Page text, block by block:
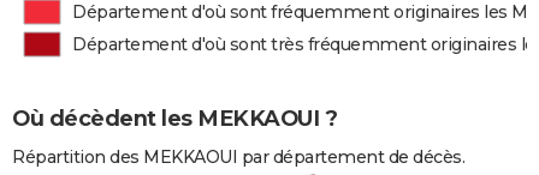
Département d'où sont fréquemment originaires les
Département d'où sont très fréquemment originaires
Où décèdent les MEKKAOUI ?
Répartition des MEKKAOUI par département de décès.